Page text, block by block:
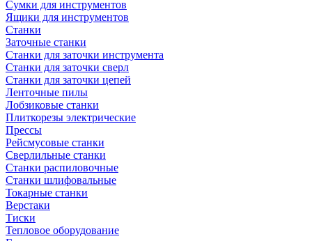
Сумки для инструментов
Ящики для инструментов
Станки
Заточные станки
Станки для заточки инструмента
Станки для заточки сверл
Станки для заточки цепей
Ленточные пилы
Лобзиковые станки
Плиткорезы электрические
Прессы
Рейсмусовые станки
Сверлильные станки
Станки распиловочные
Станки шлифовальные
Токарные станки
Верстаки
Тиски
Тепловое оборудование